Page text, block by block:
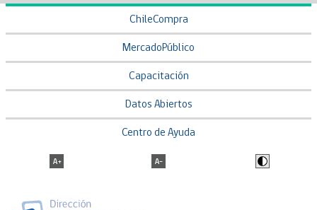
ChileCompra
MercadoPúblico
Capacitación
Datos Abiertos
Centro de Ayuda